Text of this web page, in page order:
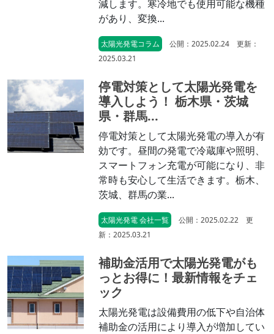
減します。寒冷地でも使用可能な機種
があり、変換...
太陽光発電コラム
公開：2025.02.24 更新：
2025.03.21
停電対策として太陽光発電を
導入しよう！ 栃木県・茨城
県・群馬...
停電対策として太陽光発電の導入が有
効です。昼間の発電で冷蔵庫や照明、
スマートフォン充電が可能になり、非
常時も安心して生活できます。栃木、
茨城、群馬の業...
太陽光発電 会社一覧
公開：2025.02.22 更
新：2025.03.21
補助金活用で太陽光発電がも
っとお得に！最新情報をチェ
ック
太陽光発電は設備費用の低下や自治体
補助金の活用により導入が増加してい